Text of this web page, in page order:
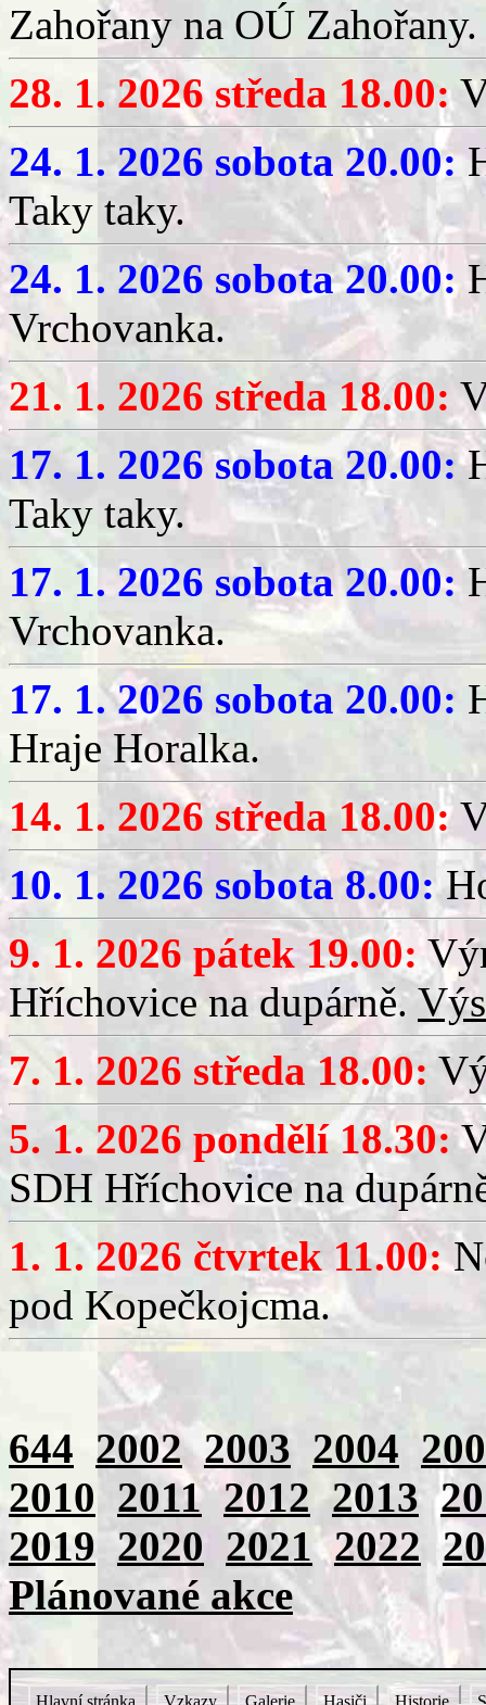
Zahořany na OÚ Zahořany.
28. 1. 2026 středa 18.00:
24. 1. 2026 sobota 20.00:
Taky taky.
24. 1. 2026 sobota 20.00:
Vrchovanka.
21. 1. 2026 středa 18.00:
17. 1. 2026 sobota 20.00:
Taky taky.
17. 1. 2026 sobota 20.00:
Vrchovanka.
17. 1. 2026 sobota 20.00:
Hraje Horalka.
14. 1. 2026 středa 18.00:
10. 1. 2026 sobota 8.00:
9. 1. 2026 pátek 19.00:
Hříchovice na dupárně.
7. 1. 2026 středa 18.00:
5. 1. 2026 pondělí 18.30:
SDH Hříchovice na
1. 1. 2026 čtvrtek 11.00:
pod Kopečkojcma.
644 2002 2003 2004
2010 2011 2012 2013
2019 2020 2021 2022
Plánované akce
Hlavní stránka Vzkazy Galerie Hasiči Historie